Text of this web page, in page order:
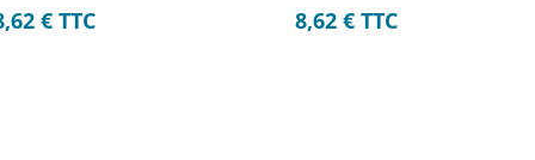
€ TTC 8,62 € TTC